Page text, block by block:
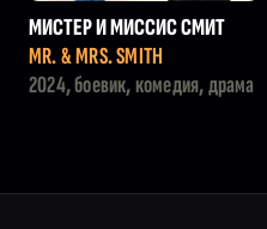
МИСТЕР И МИССИС СМИТ
MR. & MRS. SMITH
2024, боевик, комедия, драма